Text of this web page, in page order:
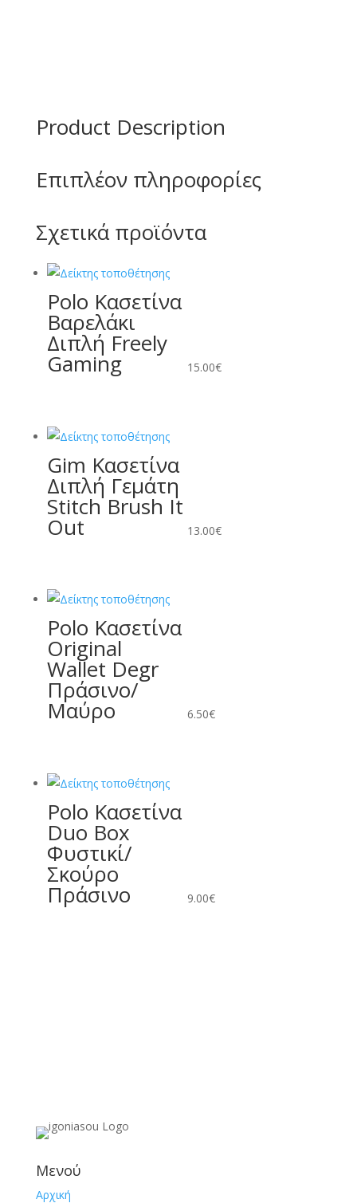
Product Description
Επιπλέον πληροφορίες
Σχετικά προϊόντα
Polo Κασετίνα
Βαρελάκι
Διπλή Freely
Gaming 15.00€
Gim Κασετίνα
Διπλή Γεμάτη
Stitch Brush It
Out 13.00€
Polo Κασετίνα
Original
Wallet Degr
Πράσινο/
Μαύρο 6.50€
Polo Κασετίνα
Duo Box
Φυστικί/
Σκούρο
Πράσινο 9.00€
Μενού
Αρχική